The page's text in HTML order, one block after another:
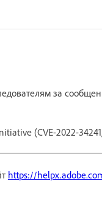
за
(CVE-2022-
https://